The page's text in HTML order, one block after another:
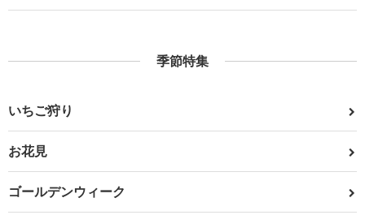
季節特集
いちご狩り
お花見
ゴールデンウィーク